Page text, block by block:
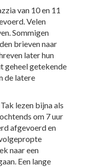
van 10 en 11
Velen
Sommigen
brieven naar
later hun
geheel getekende
de latere
lezen bijna als
om 7 uur
afgevoerd en
naar een
Een lange